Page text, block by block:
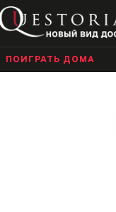
ПОИГРАТЬ ДОМА